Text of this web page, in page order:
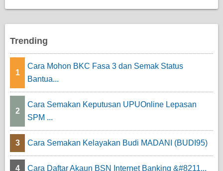
Trending
1
Cara Mohon BKC Fasa 3 dan Semak Status
Bantua...
2
Cara Semakan Keputusan UPUOnline Lepasan
SPM ...
3 Cara Semakan Kelayakan Budi MADANI (BUDI95)
4 Cara Daftar Akaun BSN Internet Banking &#8211...